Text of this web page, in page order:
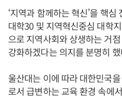
‘지역과 함께하는 혁신’을 핵
대학30 및 지역혁신중심 대학
으로 지역사회와 상생하는 거
강화하겠다는 의지를 분명히
울산대는 이에 따라 대한민국
로서 급변하는 교육 환경 속에